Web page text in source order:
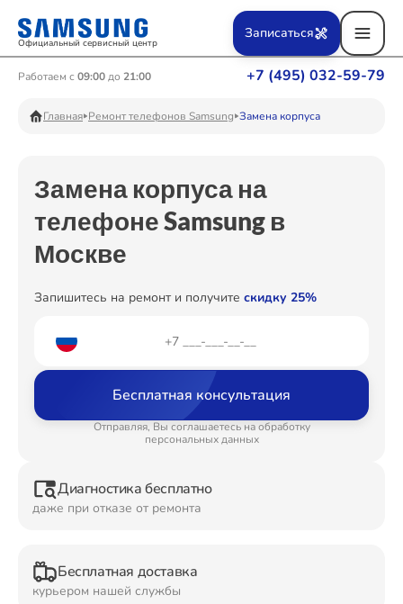
Официальный сервисный центр
+7 (495) 032-59-79
Работаем с 09:00до 21:00
Записаться
Главная Ремонт телефонов Samsung Замена корпуса
Замена корпуса на
телефоне Samsung в
Москве
Запишитесь на ремонт и получите скидку 25%
Бесплатная консультация
Отправляя, Вы соглашаетесь на обработку
персональных данных
Диагностика бесплатно
даже при отказе от ремонта
Бесплатная доставка
курьером нашей службы
Ремонт Вертикальных пылесосов
Ремонт Телевизоров
Ремонт Пылесосов
Ремонт Планшетов